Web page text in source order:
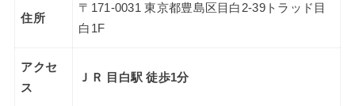
住所
〒171-0031 東京都豊島区目白2-39トラッド目
白1F
アクセ
ス
ＪＲ 目白駅 徒歩1分